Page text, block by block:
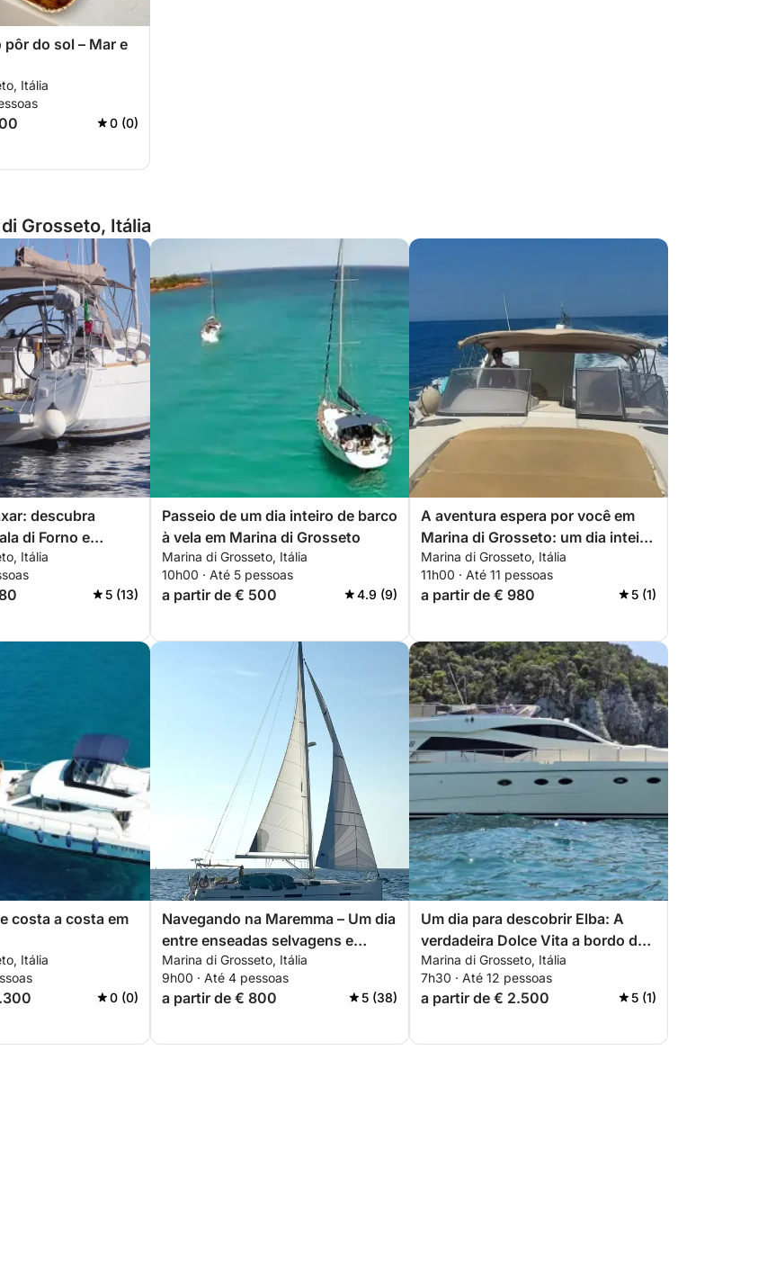
do sol – Mar e
Itália
0 (0)
Grosseto, Itália
descubra
di Forno e
convidados.
Itália
5 (13)
Passeio de um dia inteiro de barco
à vela em Marina di Grosseto
Marina di Grosseto, Itália
10h00 · Até 5 pessoas
a partir de € 500 4.9 (9)
A aventura espera por você em
Marina di Grosseto: um dia inteiro
de descoberta neste Innovazione
E Progetti Mira 43
Marina di Grosseto, Itália
11h00 · Até 11 pessoas
a partir de € 980 5 (1)
costa a costa em
Itália
0 (0)
Navegando na Maremma – Um dia
entre enseadas selvagens e
mares cristalinos
Marina di Grosseto, Itália
9h00 · Até 4 pessoas
a partir de € 800 5 (38)
Um dia para descobrir Elba: A
verdadeira Dolce Vita a bordo de
um iate a motor.
Marina di Grosseto, Itália
7h30 · Até 12 pessoas
a partir de € 2.500 5 (1)